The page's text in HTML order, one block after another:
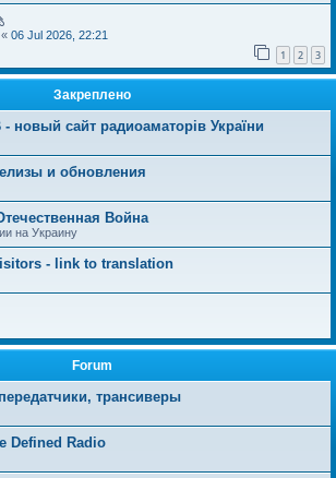
« 06 Jul 2026, 22:21
1 2 3
Закреплено
- новый сайт радиоаматорів України
и обновления
Война
на Украину
- link to translation
Forum
трансиверы
Defined Radio